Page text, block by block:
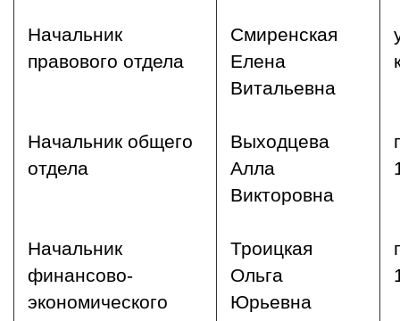
Начальник
правового отдела
Смиренская
Елена
Витальевна
Начальник общего
отдела
Выходцева
Алла
Викторовна
Начальник
финансово-
экономического
Троицкая
Ольга
Юрьевна